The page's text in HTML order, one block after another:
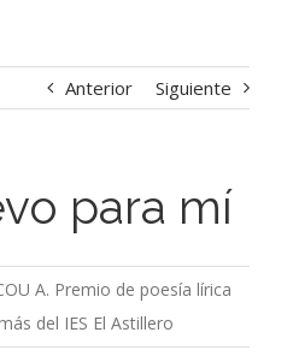
Anterior Siguiente
para mí
A. Premio de poesía lírica
del IES El Astillero